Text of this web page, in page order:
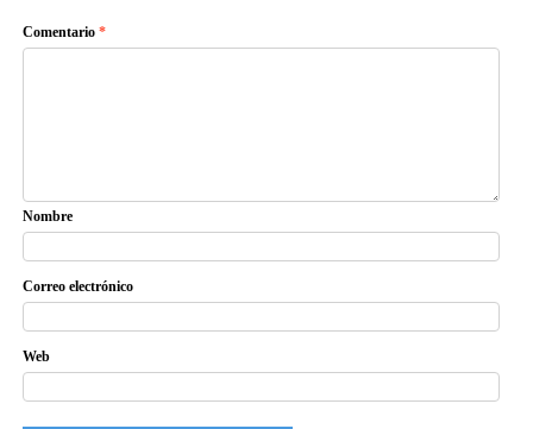
Comentario*
Nombre
Correo electrónico
Web